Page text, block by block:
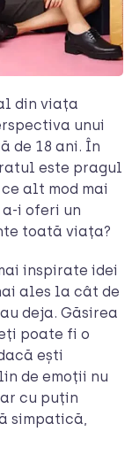
din viața
unui
de 18 ani. În
este pragul
alt mod mai
i oferi un
toată viața?
inspirate idei
ales la cât de
deja. Găsirea
poate fi o
ești
de emoții nu
cu puțin
simpatică,